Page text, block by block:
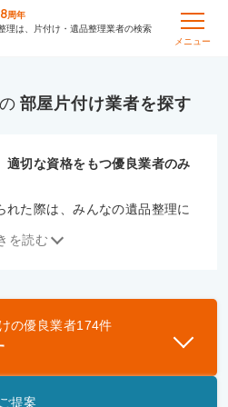
8周年
理は、片付け・遺品整理業者の検索
メニュー
の 部屋片付け
適切な資格をもつ優良業者のみ
れた際は、みんなの遺品整理に
定協会、および一般社団法
を読む
の優良業者174件
提案